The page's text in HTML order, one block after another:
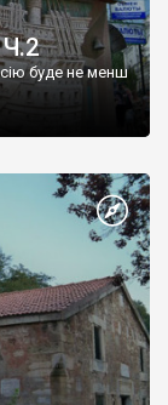
буде не менш